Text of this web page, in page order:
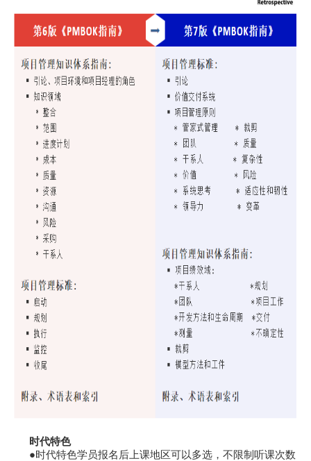
时代特色
●时代特色学员报名后上课地区可以多选，不限制听课次数